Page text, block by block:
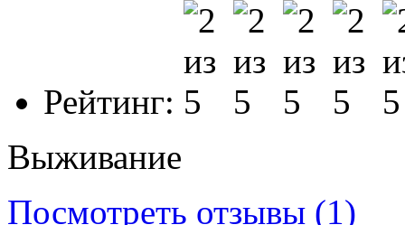
Рейтинг:
Выживание
Посмотреть отзывы (1)